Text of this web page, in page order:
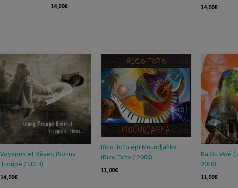
14,00€ 14,00€
Voyages et Rêves (Sonny
Troupé / 2013)
14,00€
Rico Toto épi Moundjahka
(Rico Toto / 2006)
11,00€
Ka Ou Vwé
2018)
11,00€